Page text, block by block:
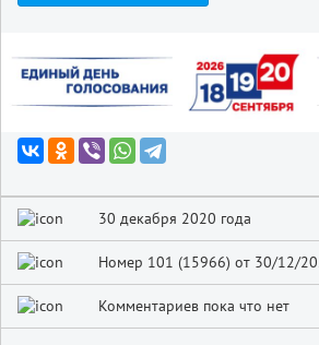
30 декабря 2020 года
Номер 101 (15966) от 30/12/
Комментариев пока что нет